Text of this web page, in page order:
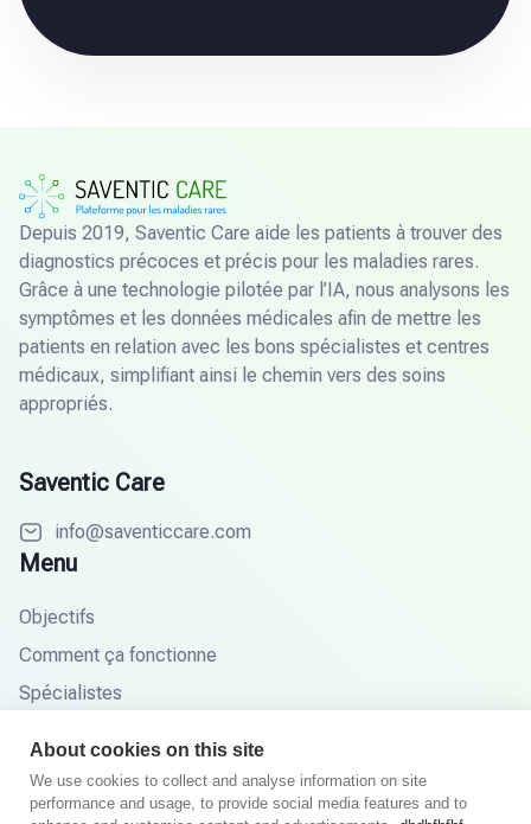
Depuis 2019, Saventic Care aide les patients à trouver des
diagnostics précoces et précis pour les maladies rares.
Grâce à une technologie pilotée par l’IA, nous analysons les
symptômes et les données médicales afin de mettre les
patients en relation avec les bons spécialistes et centres
médicaux, simplifiant ainsi le chemin vers des soins
appropriés.
Saventic Care
info@saventiccare.com
Menu
Objectifs
Comment ça fonctionne
Spécialistes
Base de connaissances
FAQ
About cookies on this site
We use cookies to collect and analyse information on site
performance and usage, to provide social media features and to